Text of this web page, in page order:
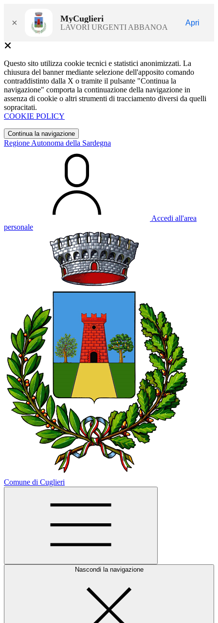
× MyCuglieri
LAVORI URGENTI ABBANOA
Apri
Questo sito utilizza cookie tecnici e statistici anonimizzati. La
chiusura del banner mediante selezione dell'apposito comando
contraddistinto dalla X o tramite il pulsante "Continua la
navigazione" comporta la continuazione della navigazione in
assenza di cookie o altri strumenti di tracciamento diversi da quelli
sopracitati.
COOKIE POLICY
Continua la navigazione
Regione Autonoma della Sardegna
Accedi all'area
personale
Comune di Cuglieri
Nascondi la navigazione